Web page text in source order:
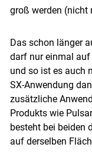
groß werden (nicht
Das schon länger
darf nur einmal auf
und so ist es auch
SX-Anwendung
zusätzliche
Produkts wie
besteht bei beiden
auf derselben